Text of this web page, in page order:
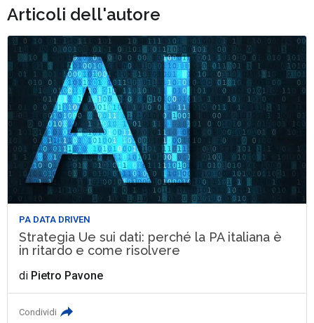
Articoli dell'autore
PA DATA DRIVEN
Strategia Ue sui dati: perché la PA italiana è
in ritardo e come risolvere
di Pietro Pavone
Condividi